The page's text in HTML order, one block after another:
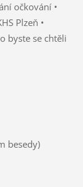
očkování •
Plzeň •
byste se chtěli
besedy)